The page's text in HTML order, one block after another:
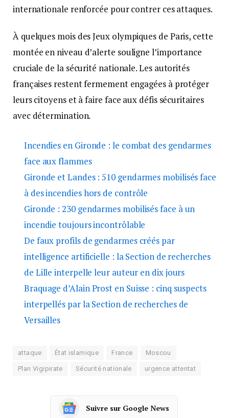
internationale renforcée pour contrer ces attaques.
À quelques mois des Jeux olympiques de Paris, cette
montée en niveau d’alerte souligne l’importance
cruciale de la sécurité nationale. Les autorités
françaises restent fermement engagées à protéger
leurs citoyens et à faire face aux défis sécuritaires
avec détermination.
Incendies en Gironde : le combat des gendarmes
face aux flammes
Gironde et Landes : 510 gendarmes mobilisés face
à des incendies hors de contrôle
Gironde : 230 gendarmes mobilisés face à un
incendie toujours incontrôlable
De faux profils de gendarmes créés par
intelligence artificielle : la Section de recherches
de Lille interpelle leur auteur en dix jours
Braquage d’Alain Prost en Suisse : cinq suspects
interpellés par la Section de recherches de
Versailles
attaque État islamique France Moscou
Plan Vigipirate Sécurité nationale urgence attentat
Suivre sur Google News